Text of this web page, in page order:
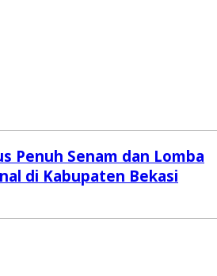
Penuh Senam dan Lomba
di Kabupaten Bekasi